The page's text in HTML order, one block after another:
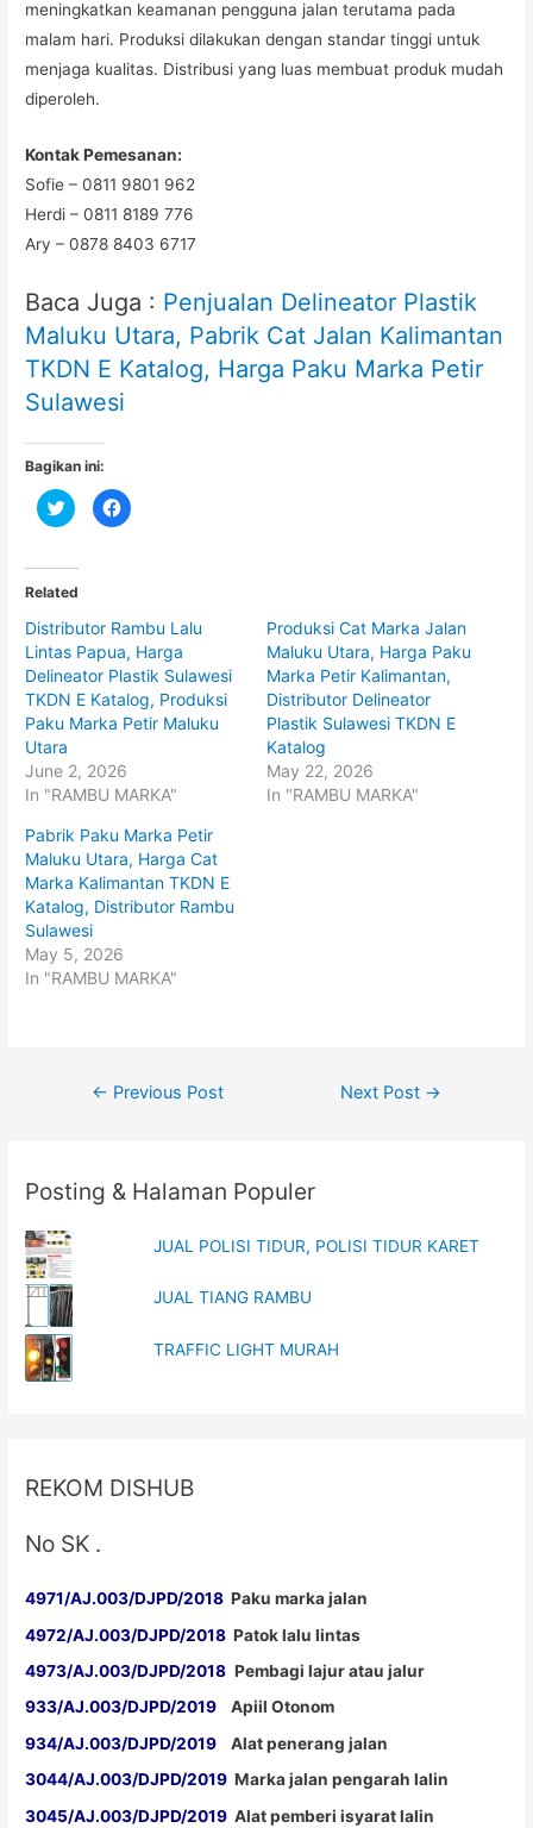
meningkatkan keamanan pengguna jalan terutama pada
malam hari. Produksi dilakukan dengan standar tinggi untuk
menjaga kualitas. Distribusi yang luas membuat produk mudah
diperoleh.
Kontak Pemesanan:
Sofie – 0811 9801 962
Herdi – 0811 8189 776
Ary – 0878 8403 6717
Baca Juga : Penjualan Delineator Plastik
Maluku Utara, Pabrik Cat Jalan Kalimantan
TKDN E Katalog, Harga Paku Marka Petir
Sulawesi
Bagikan ini:
C
l
t
o
s
h
a
r
e
o
n
T
w
i
t
e
r
(
p
e
n
s
i
n
n
e
w
w
i
n
C
l
a
r
e
o
n
F
a
c
b
o
o
k
O
p
e
n
s
i
n
w
i
Related
Distributor Rambu Lalu
Lintas Papua, Harga
Delineator Plastik Sulawesi
TKDN E Katalog, Produksi
Paku Marka Petir Maluku
Utara
June 2, 2026
In "RAMBU MARKA"
Produksi Cat Marka Jalan
Maluku Utara, Harga Paku
Marka Petir Kalimantan,
Distributor Delineator
Plastik Sulawesi TKDN E
Katalog
May 22, 2026
In "RAMBU MARKA"
Pabrik Paku Marka Petir
Maluku Utara, Harga Cat
Marka Kalimantan TKDN E
Katalog, Distributor Rambu
Sulawesi
May 5, 2026
In "RAMBU MARKA"
Post
← Previous Post Next Post →
Posting & Halaman Populer
JUAL POLISI TIDUR, POLISI TIDUR KARET
JUAL TIANG RAMBU
TRAFFIC LIGHT MURAH
REKOM DISHUB
No SK .
4971/AJ.003/DJPD/2018 Paku marka jalan
4972/AJ.003/DJPD/2018 Patok lalu lintas
4973/AJ.003/DJPD/2018 Pembagi lajur atau jalur
933/AJ.003/DJPD/2019 Apiil Otonom
934/AJ.003/DJPD/2019 Alat penerang jalan
3044/AJ.003/DJPD/2019 Marka jalan pengarah lalin
3045/AJ.003/DJPD/2019 Alat pemberi isyarat lalin